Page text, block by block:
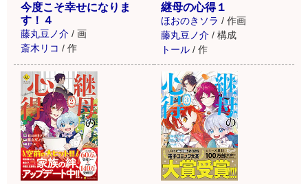
今度こそ幸せになりま
す！４
藤丸豆ノ介 / 画
斎木リコ / 作
継母の心得１
ほおのきソラ / 作画
藤丸豆ノ介 / 構成
トール / 作